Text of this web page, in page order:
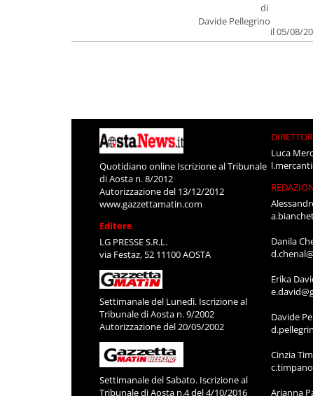
di
Davide Pellegrino
il 05/08/
Quotidiano online Iscrizione al Tribunale
di Aosta n. 8/2012
Autorizzazione del 13/12/2012
www.gazzettamatin.com
Editore
LG PRESSE S.R.L.
via Festaz, 52 11100 AOSTA
Settimanale del Lunedì. Iscrizione al
Tribunale di Aosta n. 9/2002
Autorizzazione del 20/05/2002
Settimanale del Sabato. Iscrizione al
Tribunale di Aosta n.4 del 4/10/2016
Luca
Danila
Erika
Davide
Cinzia
Arianna